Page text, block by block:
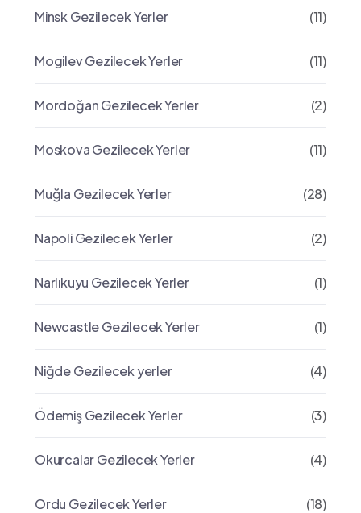
Minsk Gezilecek Yerler (11)
Mogilev Gezilecek Yerler (11)
Mordoğan Gezilecek Yerler (2)
Moskova Gezilecek Yerler (11)
Muğla Gezilecek Yerler (28)
Napoli Gezilecek Yerler (2)
Narlıkuyu Gezilecek Yerler (1)
Newcastle Gezilecek Yerler (1)
Niğde Gezilecek yerler (4)
Ödemiş Gezilecek Yerler (3)
Okurcalar Gezilecek Yerler (4)
Ordu Gezilecek Yerler (18)